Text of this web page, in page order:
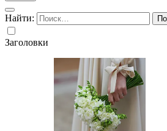
Найти:
Заголовки